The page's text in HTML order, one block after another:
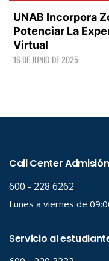
UNAB Incorpora
Potenciar La
Virtual
16 DE JUNIO DE 2025